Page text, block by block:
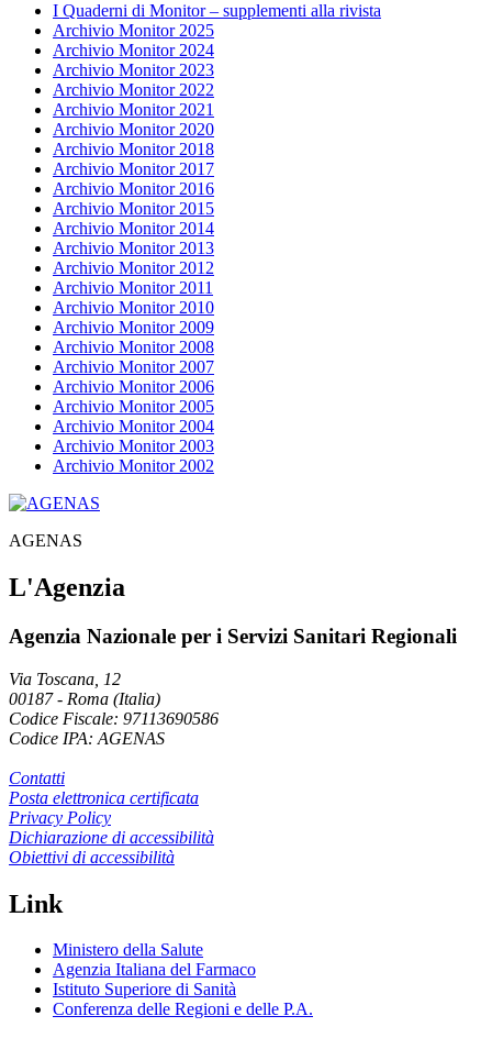
I Quaderni di Monitor – supplementi alla rivista
Archivio Monitor 2025
Archivio Monitor 2024
Archivio Monitor 2023
Archivio Monitor 2022
Archivio Monitor 2021
Archivio Monitor 2020
Archivio Monitor 2018
Archivio Monitor 2017
Archivio Monitor 2016
Archivio Monitor 2015
Archivio Monitor 2014
Archivio Monitor 2013
Archivio Monitor 2012
Archivio Monitor 2011
Archivio Monitor 2010
Archivio Monitor 2009
Archivio Monitor 2008
Archivio Monitor 2007
Archivio Monitor 2006
Archivio Monitor 2005
Archivio Monitor 2004
Archivio Monitor 2003
Archivio Monitor 2002
AGENAS
L'Agenzia
Agenzia Nazionale per i Servizi Sanitari Regionali
Via Toscana, 12
00187- Roma (Italia)
Codice Fiscale: 97113690586
Codice IPA: AGENAS
Contatti
Posta elettronica certificata
Privacy Policy
Dichiarazione di accessibilità
Obiettivi di accessibilità
Link
Ministero della Salute
Agenzia Italiana del Farmaco
Istituto Superiore di Sanità
Conferenza delle Regioni e delle P.A.